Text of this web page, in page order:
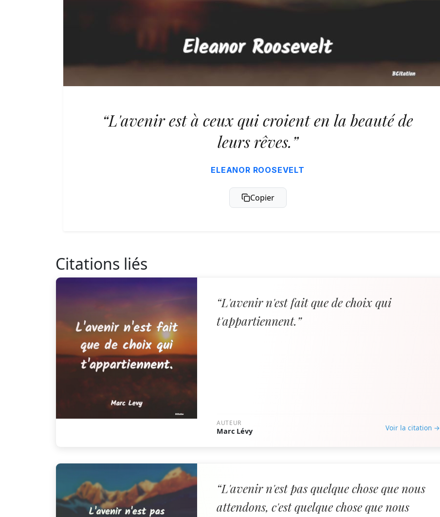
“L'avenir est à ceux qui croient en la beauté de
leurs rêves.”
ELEANOR ROOSEVELT
Copier
Citations liés
“L'avenir n'est fait que de choix qui
t'appartiennent.”
AUTEUR
Marc Lévy Voir la citation →
“L'avenir n'est pas quelque chose que nous
attendons, c'est quelque chose que nous